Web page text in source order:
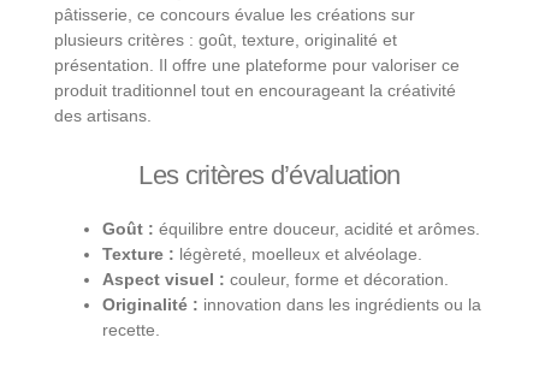
pâtisserie, ce concours évalue les créations sur
plusieurs critères : goût, texture, originalité et
présentation. Il offre une plateforme pour valoriser ce
produit traditionnel tout en encourageant la créativité
des artisans.
Les critères d’évaluation
Goût : équilibre entre douceur, acidité et arômes.
Texture : légèreté, moelleux et alvéolage.
Aspect visuel : couleur, forme et décoration.
Originalité : innovation dans les ingrédients ou la
recette.